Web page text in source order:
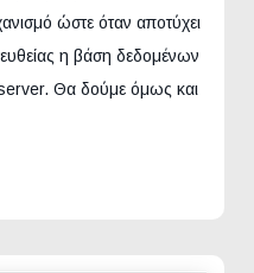
ώστε όταν αποτύχει
η βάση δεδομένων
Θα δούμε όμως και